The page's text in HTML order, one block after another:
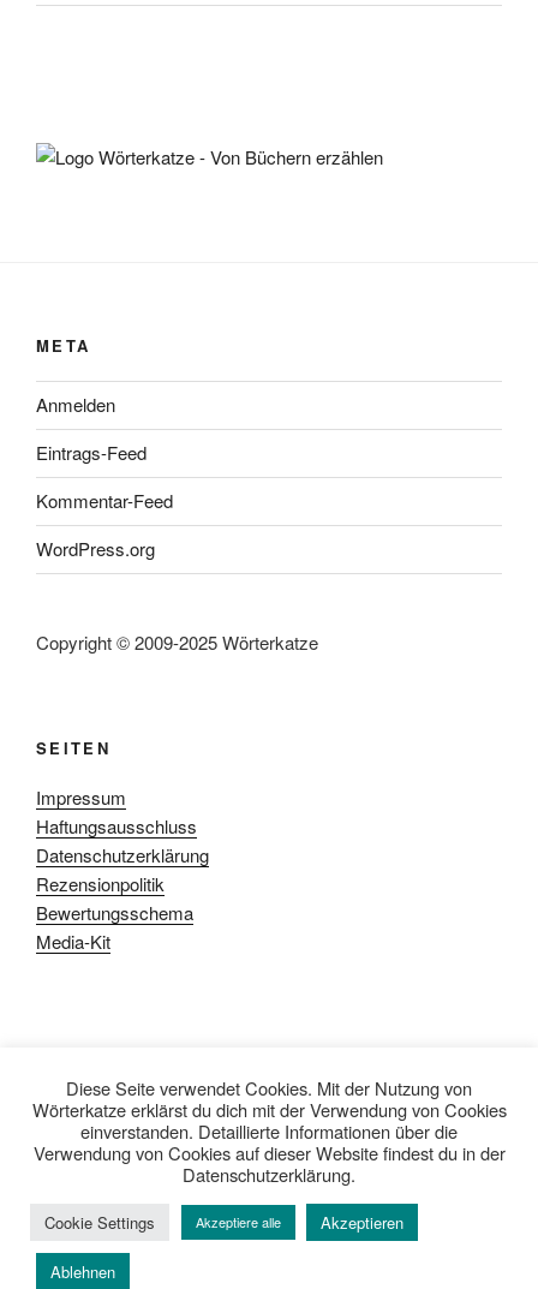
META
Anmelden
Eintrags-Feed
Kommentar-Feed
WordPress.org
Copyright © 2009-2025 Wörterkatze
SEITEN
Impressum
Haftungsausschluss
Datenschutzerklärung
Rezensionpolitik
Bewertungsschema
Media-Kit
Diese Seite verwendet Cookies. Mit der Nutzung von
Wörterkatze erklärst du dich mit der Verwendung von Cookies
einverstanden. Detaillierte Informationen über die
Verwendung von Cookies auf dieser Website findest du in der
Datenschutzerklärung.
Cookie Settings Akzeptiere alle Akzeptieren
Ablehnen